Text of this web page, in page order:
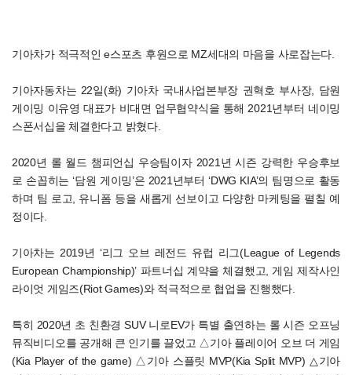
기아차가 적극적인 e스포츠 후원으로 MZ세대의 마음을 사로잡는다.
기아자동차는 22일(화) 기아차 국내사업본부장 권혁호 부사장, 담원
게이밍 이유영 대표가 비대면 업무협약식을 통해 2021년부터 네이밍
스폰서십을 체결한다고 밝혔다.
2020년 롤 월드 챔피언십 우승팀이자 2021년 시즌 강력한 우승후보
로 손꼽히는 ‘담원 게이밍’은 2021년부터 ‘DWG KIA’의 팀명으로 활동
하며 팀 로고, 유니폼 등을 새롭게 선보이고 다양한 마케팅을 펼칠 예
정이다.
기아차는 2019년 ‘리그 오브 레전드 유럽 리그(League of Legends
European Championship)’ 파트너십 계약을 체결했고, 게임 제작사인
라이엇 게임즈(Riot Games)와 적극적으로 협업을 진행했다.
특히 2020년 초 친환경 SUV 니로EV가 특별 출연하는 롤 시즌 오프닝
뮤직비디오를 공개해 큰 인기를 끌었고 △기아 플레이어 오브 더 게임
(Kia Player of the game) △기아 스플릿 MVP(Kia Split MVP) △기아